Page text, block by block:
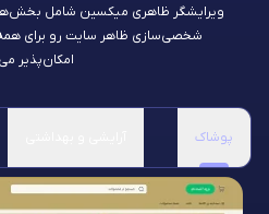
ویرایشگر ظاهری میکسین شامل بخش‌ها
شخصی‌سازی ظاهر سایت رو برای
امکان‌پذیر
پوشاک